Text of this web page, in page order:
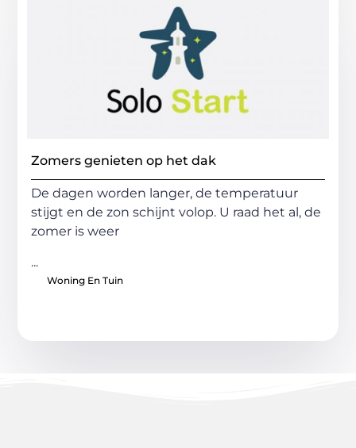
Zomers genieten op het dak
De dagen worden langer, de temperatuur
stijgt en de zon schijnt volop. U raad het al, de
zomer is weer
...
Woning En Tuin